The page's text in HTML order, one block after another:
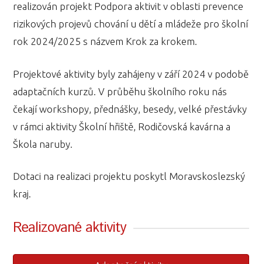
realizován projekt Podpora aktivit v oblasti prevence
rizikových projevů chování u dětí a mládeže pro školní
rok 2024/2025 s názvem Krok za krokem.
Projektové aktivity byly zahájeny v září 2024 v podobě
adaptačních kurzů. V průběhu školního roku nás
čekají workshopy, přednášky, besedy, velké přestávky
v rámci aktivity Školní hřiště, Rodičovská kavárna a
Škola naruby.
Dotaci na realizaci projektu poskytl Moravskoslezský
kraj.
Realizované aktivity